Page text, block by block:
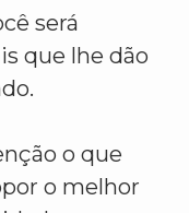
será
que lhe dão
o que
o melhor